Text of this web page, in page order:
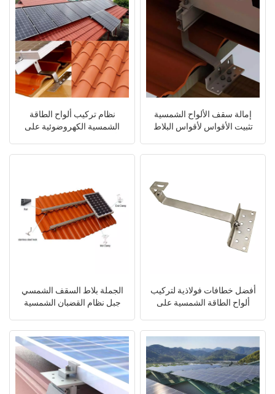
نظام تركيب ألواح الطاقة
الشمسية الكهروضوئية على
إمالة سقف الألواح الشمسية
تثبيت الأقواس لأقواس البلاط
الجملة بلاط السقف الشمسي
جبل نظام القضبان الشمسية
أفضل خطافات فولاذية لتركيب
ألواح الطاقة الشمسية على